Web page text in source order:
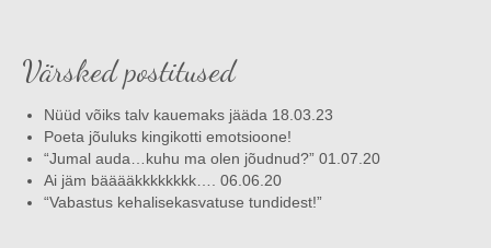
Värsked postitused
Nüüd võiks talv kauemaks jääda 18.03.23
Poeta jõuluks kingikotti emotsioone!
“Jumal auda…kuhu ma olen jõudnud?” 01.07.20
Ai jäm bääääkkkkkkkk…. 06.06.20
“Vabastus kehalisekasvatuse tundidest!”